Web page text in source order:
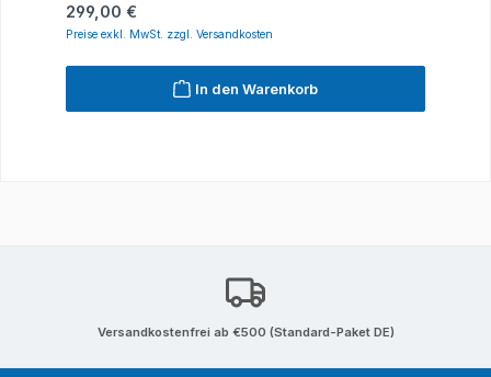
Regulärer Preis:
299,00 €
Preise exkl. MwSt. zzgl. Versandkosten
In den Warenkorb
Versandkostenfrei ab €500 (Standard-Paket DE)